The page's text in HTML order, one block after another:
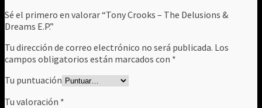
Sé el primero en valorar “Tony Crooks – The Delusions &
Dreams E.P.”
Tu dirección de correo electrónico no será publicada. Los
campos obligatorios están marcados con *
Tu puntuación
Tu valoración *